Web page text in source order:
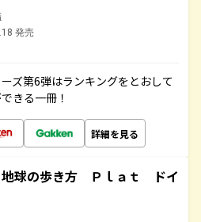
発売
ズ第6弾はランキングをとおして
きる一冊！
詳細を見る
球の歩き方 Ｐｌａｔ ドイ